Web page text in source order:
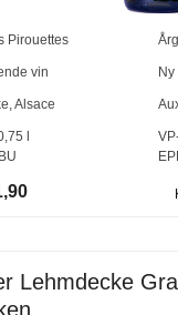
Pirouettes
vin
,Alsace
l
BU
Lehmdecke